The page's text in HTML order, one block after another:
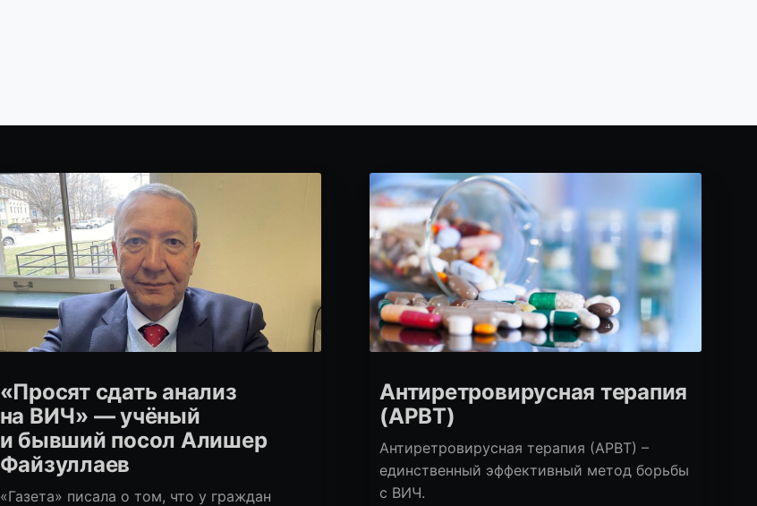
«Просят сдать анализ
на ВИЧ» — учёный
и бывший посол Алишер
Файзуллаев
«Газета» писала о том, что у граждан
Антиретровирусная терапия
(АРВТ)
Антиретровирусная терапия (АРВТ) –
единственный эффективный метод борьбы
с ВИЧ.